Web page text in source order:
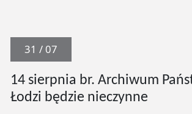
31 / 07
14 sierpnia br. Archiwum
Łodzi będzie nieczynne